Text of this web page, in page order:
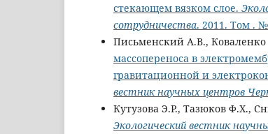
стекающем вязком слое.
сотрудничества. 2011. Том .
Письменский А.В.,
массопереноса в
гравитационной и
вестник научных центров
Кутузова Э.Р., Тазюков Ф.Х.,
Экологический вестник